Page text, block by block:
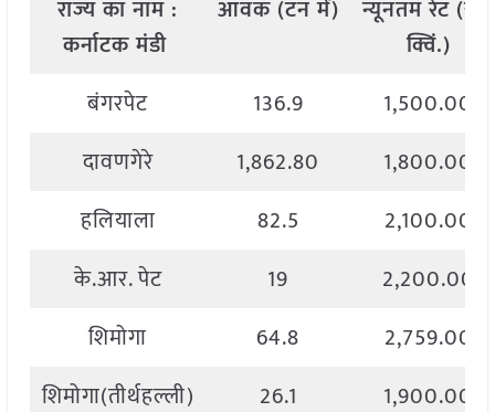
राज्यकानाम :
कर्नाटक मंडी
आवक (टनमें) न्यूनतमरेट (रु
क्विं.)
बंगरपेट
136.9
1,500.00
दावणगेरे
1,862.80
1,800.00
हलियाला
82.5
2,100.00
के.आर. पेट
19
2,200.00
शिमोगा
64.8
2,759.00
शिमोगा(तीर्थहल्ली)
26.1
1,900.00